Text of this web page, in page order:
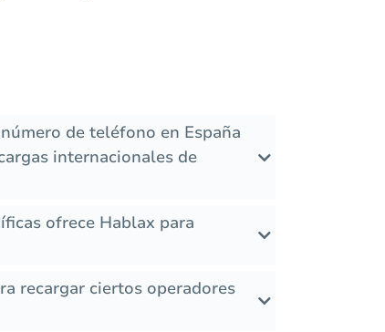
de teléfono en España
internacionales de
ofrece Hablax para
recargar ciertos operadores